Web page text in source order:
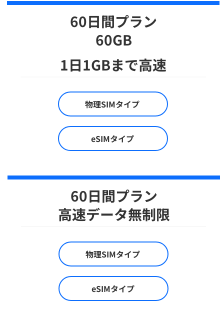
60日間プラン
​高速データ無制限
物理SIMタイプ
eSIMタイプ
60日間プラン
​60GB
1日1GBまで高速
物理SIMタイプ
eSIMタイプ